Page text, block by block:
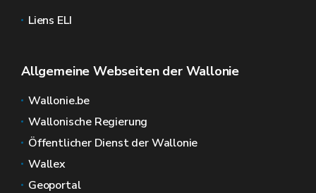
Liens ELI
Allgemeine Webseiten der Wallonie
Wallonie.be
Wallonische Regierung
Öffentlicher Dienst der Wallonie
Wallex
Geoportal